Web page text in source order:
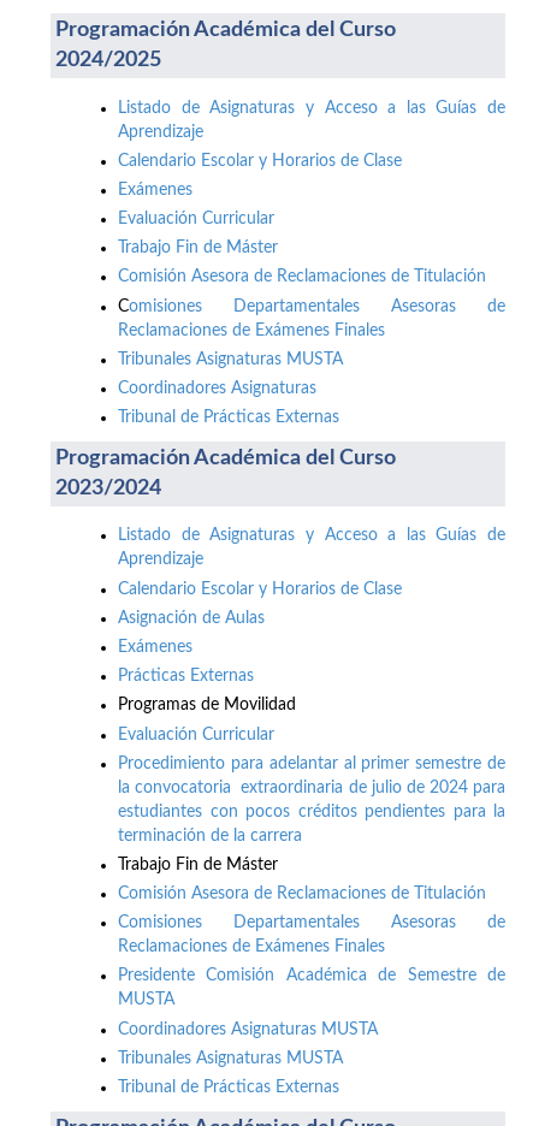
Programación Académica del Curso
2024/2025
Listado de Asignaturas y Acceso a las Guías de
Aprendizaje
Calendario Escolar y Horarios de Clase
Exámenes
Evaluación Curricular
Trabajo Fin de Máster
Comisión Asesora de Reclamaciones de Titulación
Comisiones Departamentales Asesoras de
Reclamaciones de Exámenes Finales
Tribunales Asignaturas MUSTA
Coordinadores Asignaturas
Tribunal de Prácticas Externas
Programación Académica del Curso
2023/2024
Listado de Asignaturas y Acceso a las Guías de
Aprendizaje
Calendario Escolar y Horarios de Clase
Asignación de Aulas
Exámenes
Prácticas Externas
Programas de Movilidad
Evaluación Curricular
Procedimiento para adelantar al primer semestre de
la convocatoria extraordinaria de julio de 2024 para
estudiantes con pocos créditos pendientes para la
terminación de la carrera
Trabajo Fin de Máster
Comisión Asesora de Reclamaciones de Titulación
Comisiones Departamentales Asesoras de
Reclamaciones de Exámenes Finales
Presidente Comisión Académica de Semestre de
MUSTA
Coordinadores Asignaturas MUSTA
Tribunales Asignaturas MUSTA
Tribunal de Prácticas Externas